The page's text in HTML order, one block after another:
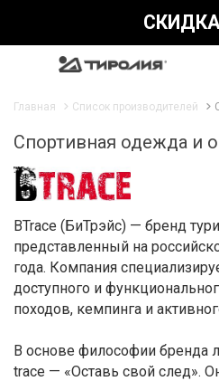
СКИДКА
Главная Список производителей
Спортивная одежда и
BTrace (БиТрэйс) — бренд
представленный на
года. Компания
доступного и
походов, кемпинга и
В основе философии бренда
trace — «Оставь свой след».